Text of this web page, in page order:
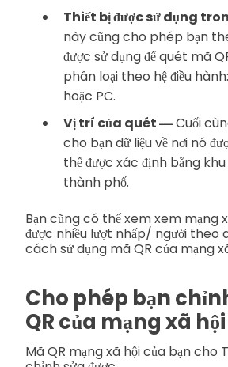
Thiết bị được sử dụng
này cũng cho phép bạn
được sử dụng để quét mã
phân loại theo hệ điều
hoặc PC.
Vị trí của quét—Cuối
cho bạn dữ liệu về nơi nó
thể được xác định bằng
thành phố.
Bạn cũng có thể xem xem mạng
được nhiều lượt nhấp/ người theo
cách sử dụng mã QR của mạng
Cho phép bạn
QR của mạng xã
Mã QR mạng xã hội của bạn cho